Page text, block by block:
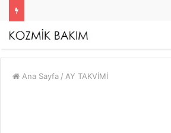
Ana Sayfa / AY TAKVİMİ